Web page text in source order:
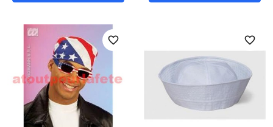
favorite_border favorite_border